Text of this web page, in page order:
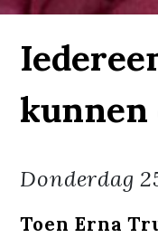
kunnen
Donderdag
Toen Erna